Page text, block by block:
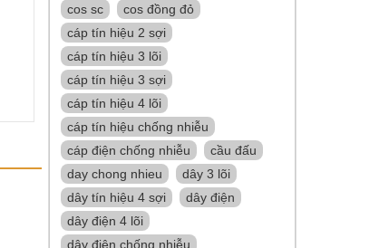
cos sc
cos đồng đỏ
cáp tín hiệu 2 sợi
cáp tín hiệu 3 lõi
cáp tín hiệu 3 sợi
cáp tín hiệu 4 lõi
cáp tín hiệu chống nhiễu
cáp điện chống nhiễu
cầu đấu
day chong nhieu
dây 3 lõi
dây tín hiệu 4 sợi
dây điện
dây điện 4 lõi
dây điện chống nhiễu